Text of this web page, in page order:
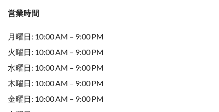
営業時間
月曜日: 10:00 AM – 9:00 PM
火曜日: 10:00 AM – 9:00 PM
水曜日: 10:00 AM – 9:00 PM
木曜日: 10:00 AM – 9:00 PM
金曜日: 10:00 AM – 9:00 PM